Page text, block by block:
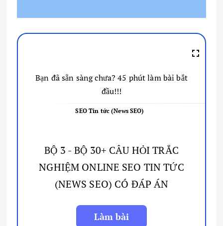
Bạn đã sẵn sàng chưa? 45 phút làm bài bắt
đầu!!!
SEO Tin tức (News SEO)
BỘ 3 - BỘ 30+ CÂU HỎI TRẮC
NGHIỆM ONLINE SEO TIN TỨC
(NEWS SEO) CÓ ĐÁP ÁN